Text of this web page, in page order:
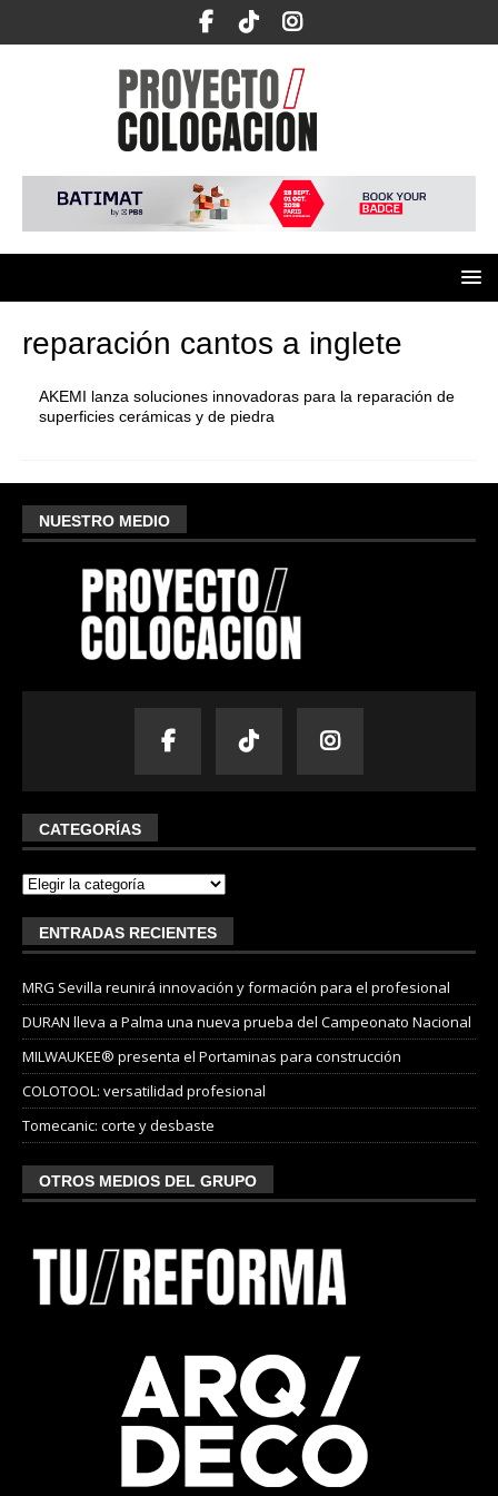
reparación cantos a inglete
AKEMI lanza soluciones innovadoras para la reparación de
superficies cerámicas y de piedra
NUESTRO MEDIO
CATEGORÍAS
ENTRADAS RECIENTES
MRG Sevilla reunirá innovación y formación para el profesional
DURAN lleva a Palma una nueva prueba del Campeonato Nacional
MILWAUKEE® presenta el Portaminas para construcción
COLOTOOL: versatilidad profesional
Tomecanic: corte y desbaste
OTROS MEDIOS DEL GRUPO